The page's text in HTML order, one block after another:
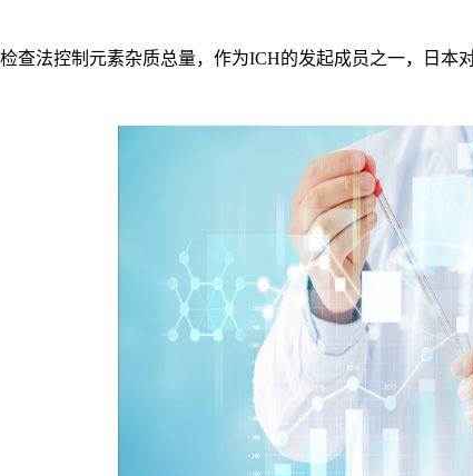
法控制元素杂质总量，作为ICH的发起成员之一，日本